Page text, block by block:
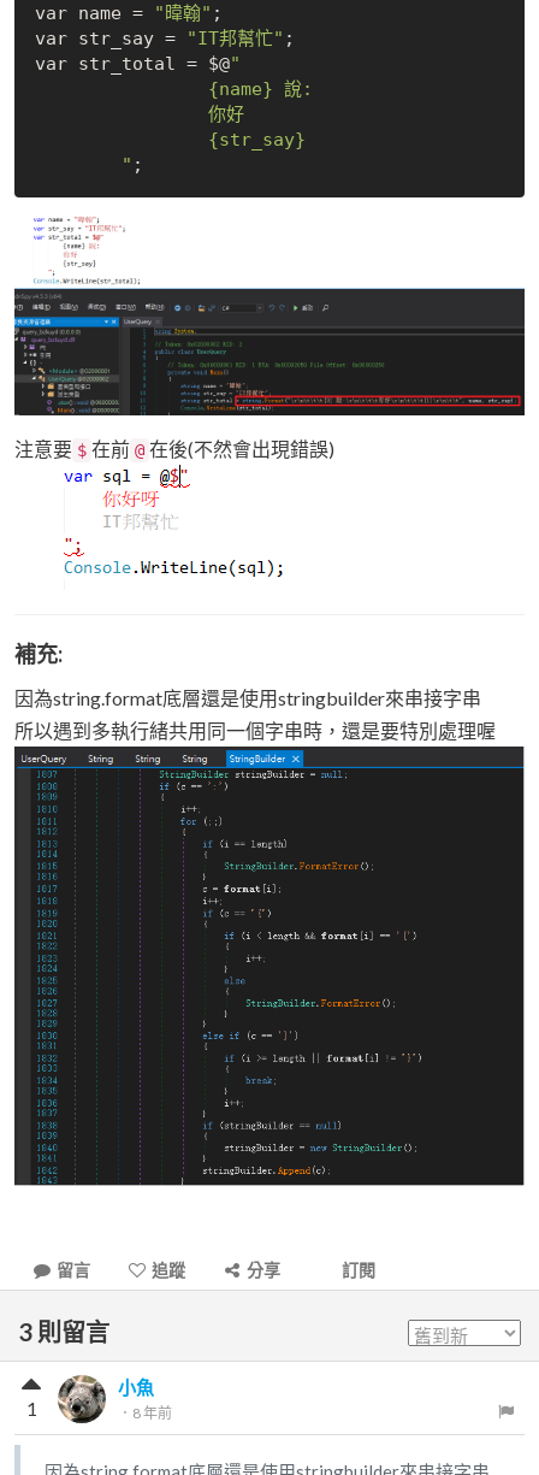
var name = "暐翰" ;
var str_say =
"IT邦幫忙" ;
var str_total = $@"
	"
注意要 $ 在前 @ 在後(不然會出現錯誤)
補充:
因為string.format底層還是使用stringbuilder來串接字串
所以遇到多執行緒共用同一個字串時，還是要特別處理喔
留言 追蹤 分享 訂閱
3 則留言
小魚
． 8 年前
1